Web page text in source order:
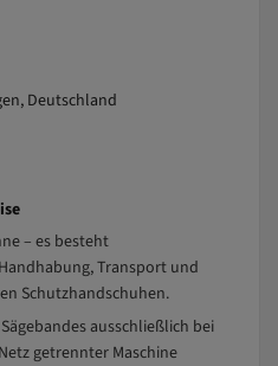
Deutschland
– es besteht
Transport und
Schutzhandschuhen.
ausschließlich bei
getrennter Maschine